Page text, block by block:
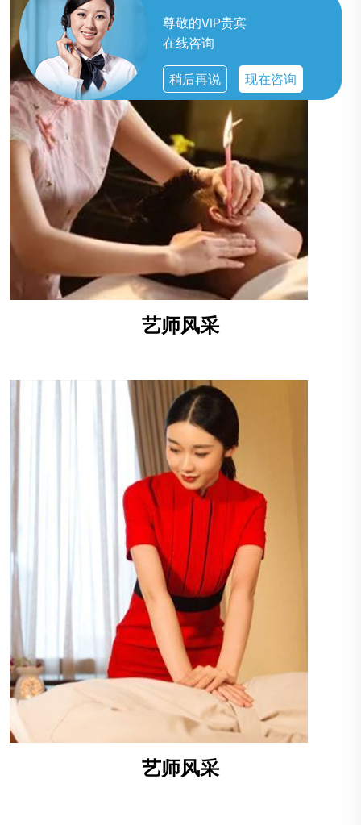
尊敬的VIP贵宾
在线咨询
稍后再说 现在咨询
艺师风采
艺师风采